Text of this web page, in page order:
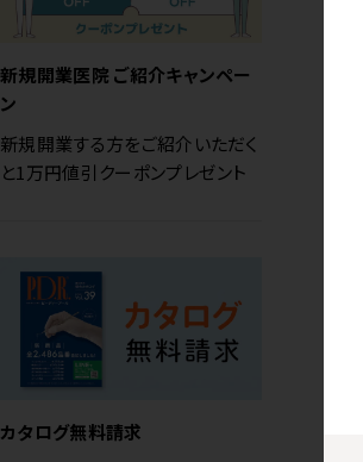
新規開業医院 ご紹介キャンペー
ン
新規開業する方をご紹介いただく
と1万円値引クーポンプレゼント
カタログ無料請求